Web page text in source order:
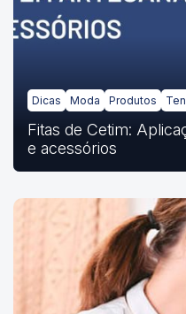
Dicas Moda Produtos
Fitas de Cetim:
e acessórios